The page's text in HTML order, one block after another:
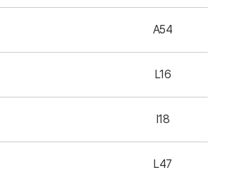
A54
L16
I18
L47